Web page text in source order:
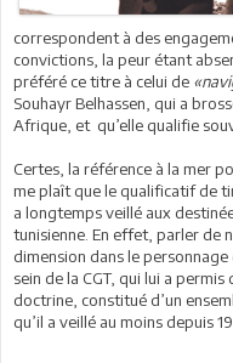
correspondent à des
convictions, la peur étant
préféré ce titre à celui de
Souhayr Belhassen, qui a
Afrique, et qu’elle qualifie
Certes, la référence à la mer
me plaît que le qualificatif de
a longtemps veillé aux
tunisienne. En effet, parler de
dimension dans le
sein de la CGT, qui lui a
doctrine, constitué d’un
qu’il a veillé au moins depuis